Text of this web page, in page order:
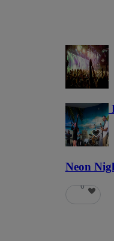
Haunted
58
Neon
6